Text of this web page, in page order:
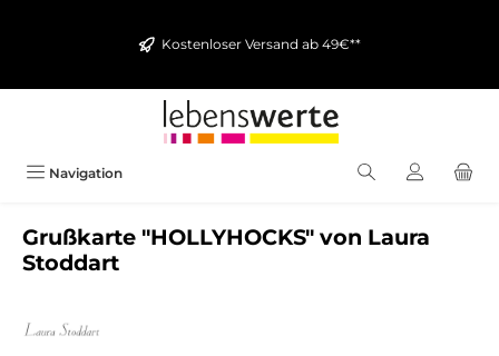
Kostenloser Versand ab 49€**
Navigation
Grußkarte "HOLLYHOCKS" von Laura
Stoddart